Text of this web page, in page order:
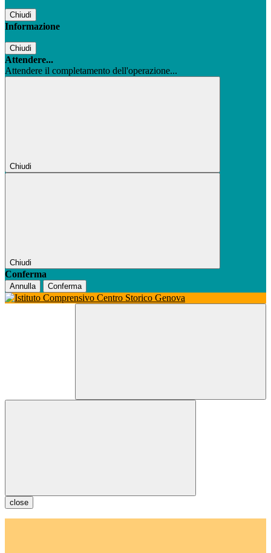
Chiudi
Informazione
Chiudi
Attendere...
Attendere il completamento dell'operazione...
Chiudi
Chiudi
Conferma
Annulla Conferma
close